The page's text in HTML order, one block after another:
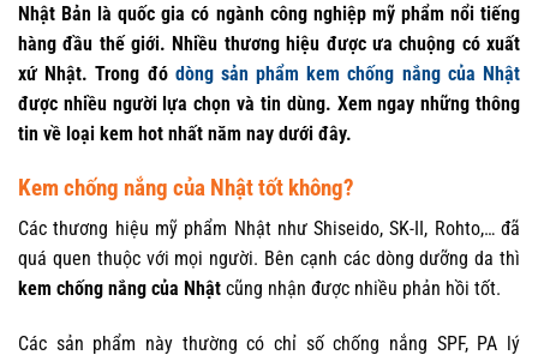
Nhật Bản là quốc gia có ngành công nghiệp mỹ phẩm nổi tiếng
hàng đầu thế giới. Nhiều thương hiệu được ưa chuộng có xuất
xứ Nhật. Trong đó dòng sản phẩm kem chống nắng của Nhật
được nhiều người lựa chọn và tin dùng. Xem ngay những thông
tin về loại kem hot nhất năm nay dưới đây.
Kem chống nắng của Nhật tốt không?
Các thương hiệu mỹ phẩm Nhật như Shiseido, SK-II, Rohto,… đã
quá quen thuộc với mọi người. Bên cạnh các dòng dưỡng da thì
kem chống nắng của Nhật cũng nhận được nhiều phản hồi tốt.
Các sản phẩm này thường có chỉ số chống nắng SPF, PA lý